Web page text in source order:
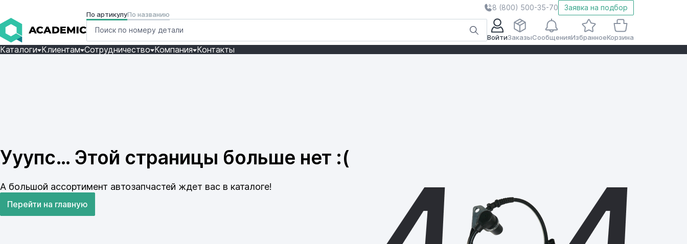
8 (800) 500-35-70 Заявка на подбор
По артикулуПо названию
ВойтиЗаказыСообщенияИзбранноеКорзина
Каталоги Клиентам Сотрудничество Компания Контакты
Ууупс… Этой страницы больше нет :(
А большой ассортимент автозапчастей ждет вас в каталоге!
Перейти на главную